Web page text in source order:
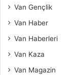
Van Gençlik
Van Haber
Van Haberleri
Van Kaza
Van Magazin